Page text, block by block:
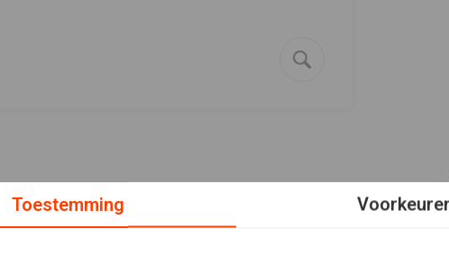
Toestemming